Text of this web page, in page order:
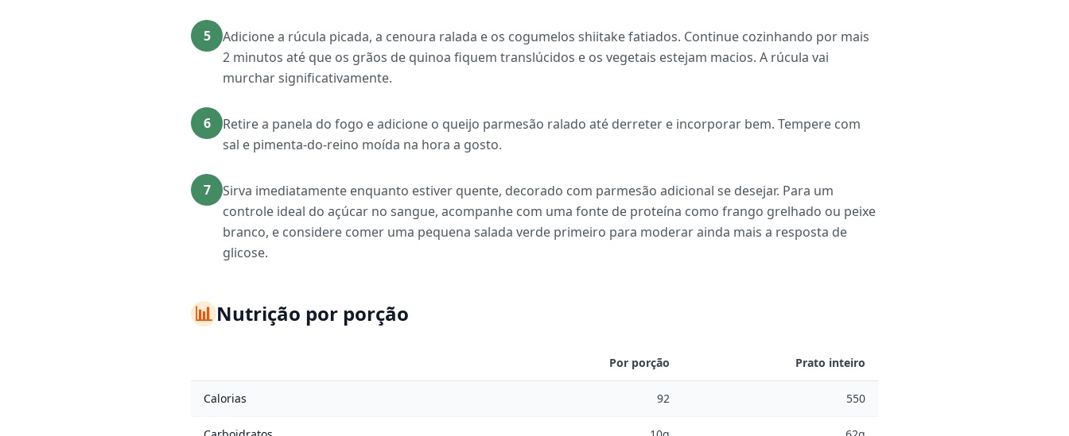
5
Adicione a rúcula picada, a cenoura ralada e os cogumelos shiitake fatiados. Continue cozinhando por mais
2 minutos até que os grãos de quinoa fiquem translúcidos e os vegetais estejam macios. A rúcula vai
murchar significativamente.
6
Retire a panela do fogo e adicione o queijo parmesão ralado até derreter e incorporar bem. Tempere com
sal e pimenta-do-reino moída na hora a gosto.
7
Sirva imediatamente enquanto estiver quente, decorado com parmesão adicional se desejar. Para um
controle ideal do açúcar no sangue, acompanhe com uma fonte de proteína como frango grelhado ou peixe
branco, e considere comer uma pequena salada verde primeiro para moderar ainda mais a resposta de
glicose.
📊Nutrição por porção
Por porção Prato inteiro
Calorias 92 550